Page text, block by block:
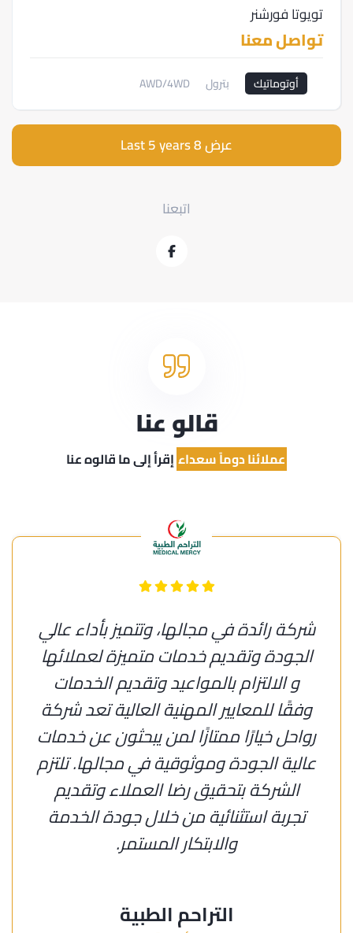
تويوتا فورشنر
تواصل معنا
أوتوماتيك بترول AWD/4WD
اتبعنا
عرض 8 Last 5 years
قالو عنا
عملائنا دوماً سعداء إقرأ إلى ما قالوه عنا
شركة رائدة في مجالها، وتتميز بأداء عالي
الجودة وتقديم خدمات متميزة لعملائها
و الالتزام بالمواعيد وتقديم الخدمات
وفقًا للمعايير المهنية العالية تعد شركة
رواحل خيارًا ممتازًا لمن يبحثون عن خدمات
عالية الجودة وموثوقية في مجالها. تلتزم
الشركة بتحقيق رضا العملاء وتقديم
تجربة استثنائية من خلال جودة الخدمة
والابتكار المستمر.
التراحم الطبية